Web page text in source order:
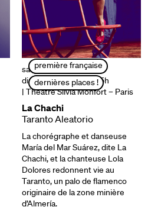
première française
dernières places !
samedi 22 mars à 19h |
dimanche 23 mars à 15h
| Théâtre Silvia Monfort – Paris
La Chachi
Taranto Aleatorio
La chorégraphe et danseuse
María del Mar Suárez, dite La
Chachi, et la chanteuse Lola
Dolores redonnent vie au
Taranto, un palo de flamenco
originaire de la zone minière
d’Almería.